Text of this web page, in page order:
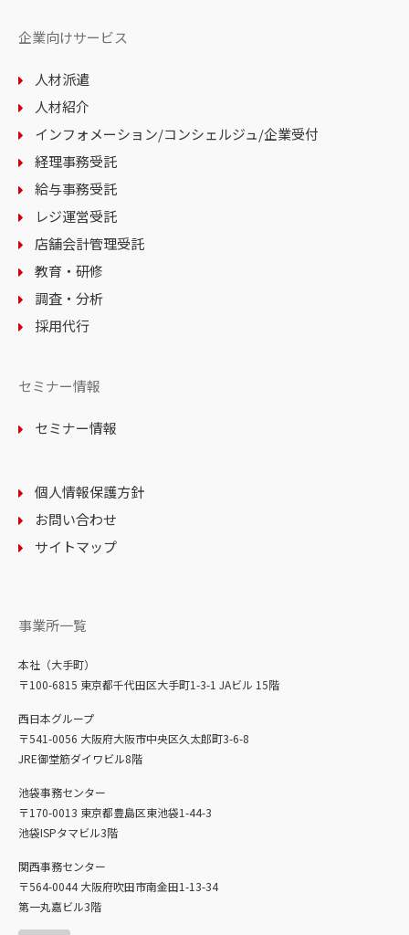
企業向けサービス
人材派遣
人材紹介
インフォメーション/コンシェルジュ/企業受付
経理事務受託
給与事務受託
レジ運営受託
店舗会計管理受託
教育・研修
調査・分析
採用代行
セミナー情報
セミナー情報
個人情報保護方針
お問い合わせ
サイトマップ
事業所一覧
本社（大手町）
〒100-6815 東京都千代田区大手町1-3-1 JAビル 15階
西日本グループ
〒541-0056 大阪府大阪市中央区久太郎町3-6-8
JRE御堂筋ダイワビル8階
池袋事務センター
〒170-0013 東京都豊島区東池袋1-44-3
池袋ISPタマビル3階
関西事務センター
〒564-0044 大阪府吹田市南金田1-13-34
第一丸嘉ビル3階